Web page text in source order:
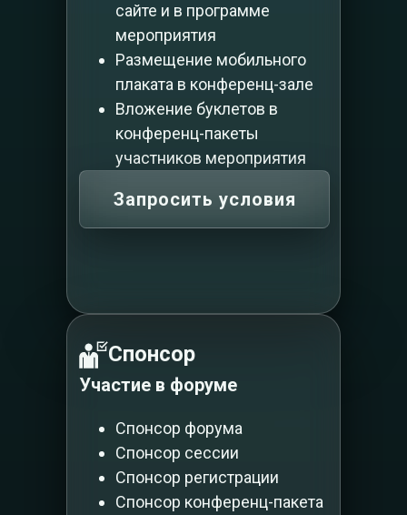
сайте и в программе
мероприятия
Размещение мобильного
плаката в конференц-зале
Вложение буклетов в
конференц-пакеты
участников мероприятия
Запросить условия
Спонсор
Участие в форуме
Спонсор форума
Спонсор сессии
Спонсор регистрации
Спонсор конференц-пакета